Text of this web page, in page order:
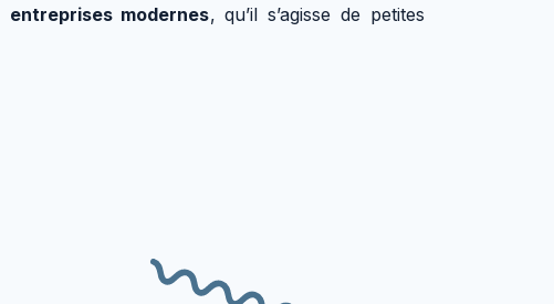
entreprises modernes, qu’il s’agisse de petites